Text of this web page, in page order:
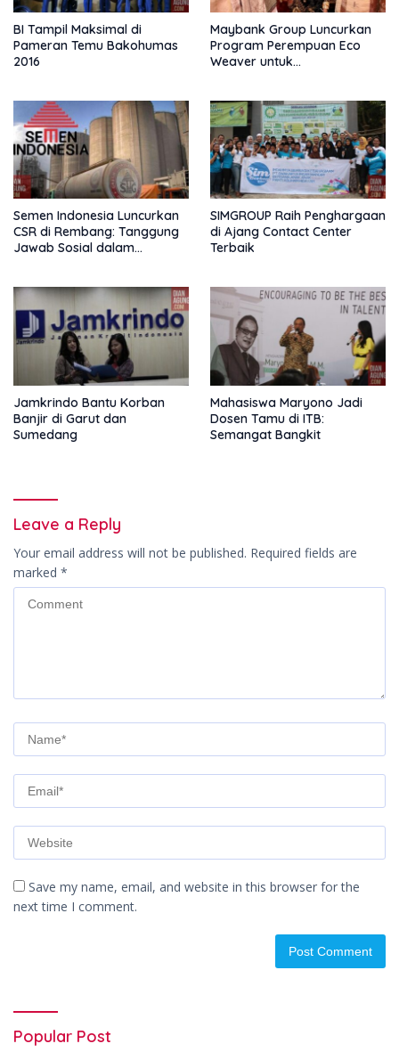
BI Tampil Maksimal di
Pameran Temu Bakohumas
2016
Maybank Group Luncurkan
Program Perempuan Eco
Weaver untuk
Berkelanjutan
Semen Indonesia Luncurkan
CSR di Rembang: Tanggung
Jawab Sosial dalam
SIMGROUP Raih Penghargaan
di Ajang Contact Center
Terbaik
Jamkrindo Bantu Korban
Banjir di Garut dan
Sumedang
Mahasiswa Maryono Jadi
Dosen Tamu di ITB:
Semangat Bangkit
Leave a Reply
Your email address will not be published. Required fields are
marked *
Save my name, email, and website in this browser for the
next time I comment.
Popular Post